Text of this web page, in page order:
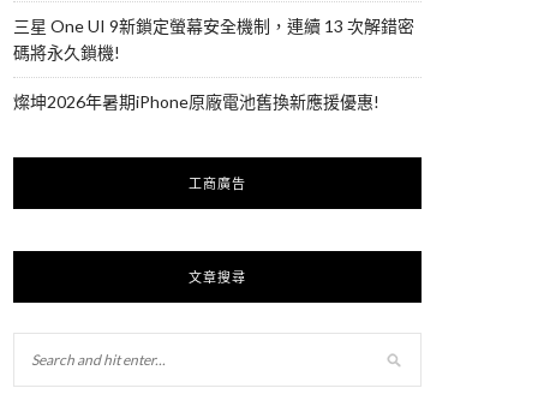
三星 One UI 9新鎖定螢幕安全機制，連續 13 次解錯密
碼將永久鎖機!
燦坤2026年暑期iPhone原廠電池舊換新應援優惠!
工商廣告
文章搜尋